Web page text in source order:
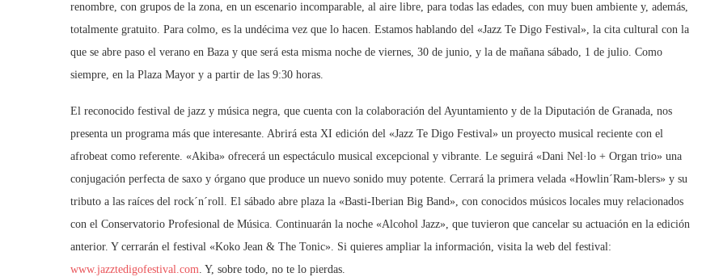
renombre, con grupos de la zona, en un escenario incomparable, al aire libre, para todas las edades, con muy buen ambiente y, además,
totalmente gratuito. Para colmo, es la undécima vez que lo hacen. Estamos hablando del «Jazz Te Digo Festival», la cita cultural con la
que se abre paso el verano en Baza y que será esta misma noche de viernes, 30 de junio, y la de mañana sábado, 1 de julio. Como
siempre, en la Plaza Mayor y a partir de las 9:30 horas.
El reconocido festival de jazz y música negra, que cuenta con la colaboración del Ayuntamiento y de la Diputación de Granada, nos
presenta un programa más que interesante. Abrirá esta XI edición del «Jazz Te Digo Festival» un proyecto musical reciente con el
afrobeat como referente. «Akiba» ofrecerá un espectáculo musical excepcional y vibrante. Le seguirá «Dani Nel·lo + Organ trio» una
conjugación perfecta de saxo y órgano que produce un nuevo sonido muy potente. Cerrará la primera velada «Howlin´Ram-blers» y su
tributo a las raíces del rock´n´roll. El sábado abre plaza la «Basti-Iberian Big Band», con conocidos músicos locales muy relacionados
con el Conservatorio Profesional de Música. Continuarán la noche «Alcohol Jazz», que tuvieron que cancelar su actuación en la edición
anterior. Y cerrarán el festival «Koko Jean & The Tonic». Si quieres ampliar la información, visita la web del festival:
www.jazztedigofestival.com. Y, sobre todo, no te lo pierdas.